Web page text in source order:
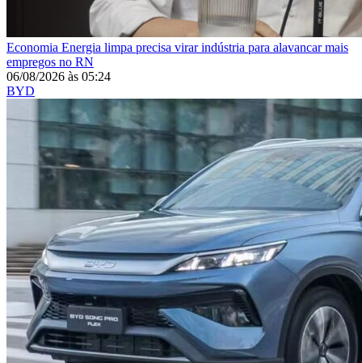
Economia Energia limpa precisa virar indústria para alavancar mais
empregos no RN
06/08/2026 às 05:24
BYD